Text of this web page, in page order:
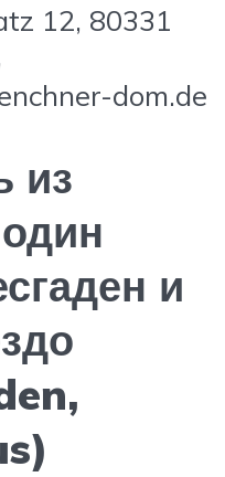
12, 80331
dom.de
из
и